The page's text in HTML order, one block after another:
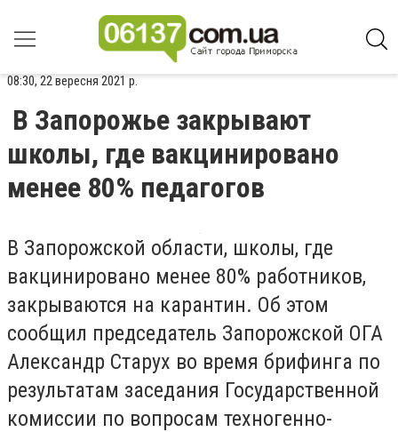
08:30, 22 вересня 2021 р.
В Запорожье закрывают
школы, где вакцинировано
менее 80% педагогов
В Запорожской области, школы, где
вакцинировано менее 80% работников,
закрываются на карантин. Об этом
сообщил председатель Запорожской ОГА
Александр Старух во время брифинга по
результатам заседания Государственной
комиссии по вопросам техногенно-